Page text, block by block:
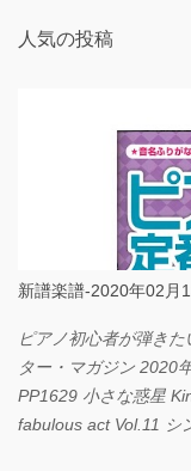
人気の投稿
新譜楽譜-2020年02月
ピアノ初心者が弾き
ター・マガジン 2020
PP1629 小さな惑星
fabulous act Vol.11